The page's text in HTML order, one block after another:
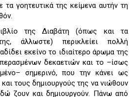
γοητευτικά της κείμενα αυτήν τη
της Διαβάτη (όπως και τα
άλλωστε) περικλείει πολλή
εκείνο το ιδιαίτερο άρωμα της
δεκαετιών και το –ίσως
σημερινό, που την κάνει ως
τους δημιουργούς της να νιώθουν
ζουν και δημιουργούν. Πάνω από